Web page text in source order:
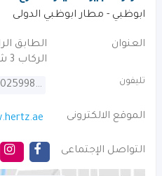
ابوظبي - مطار ابوظبي الدولى
العنوان
الطابق
الركاب 3 شارع الخليج العربى
تليفون 025998939
الموقع الالكترونى
التواصل الإجتماعى